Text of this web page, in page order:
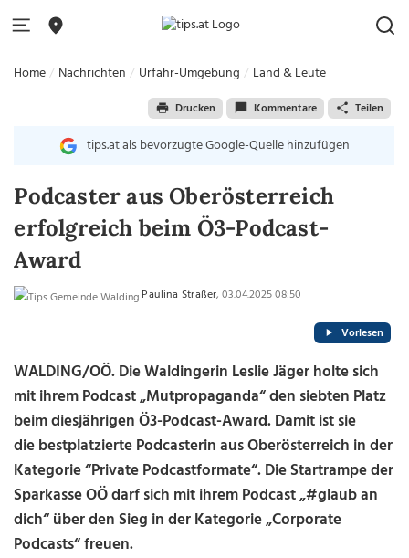
Home Nachrichten Urfahr-Umgebung Land & Leute
Drucken Kommentare Teilen
tips.at als bevorzugte Google-Quelle hinzufügen
Podcaster aus Oberösterreich
erfolgreich beim Ö3-Podcast-
Award
Paulina Straßer, 03.04.2025 08:50
Vorlesen
WALDING/OÖ. Die Waldingerin Leslie Jäger holte sich
mit ihrem Podcast „Mutpropaganda“ den siebten Platz
beim diesjährigen Ö3-Podcast-Award. Damit ist sie
die bestplatzierte Podcasterin aus Oberösterreich in der
Kategorie “Private Podcastformate“. Die Startrampe der
Sparkasse OÖ darf sich mit ihrem Podcast „#glaub an
dich“ über den Sieg in der Kategorie „Corporate
Podcasts“ freuen.